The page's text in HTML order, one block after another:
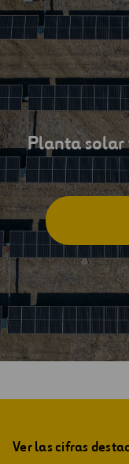
Planta
Ver las cifras